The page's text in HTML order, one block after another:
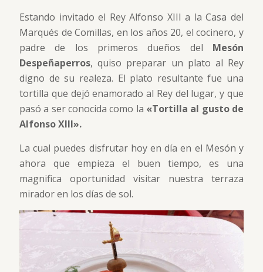
Estando invitado el Rey Alfonso XIII a la Casa del
Marqués de Comillas, en los años 20, el cocinero, y
padre de los primeros dueños del Mesón
Despeñaperros, quiso preparar un plato al Rey
digno de su realeza. El plato resultante fue una
tortilla que dejó enamorado al Rey del lugar, y que
pasó a ser conocida como la «Tortilla al gusto de
Alfonso XIII».
La cual puedes disfrutar hoy en día en el Mesón y
ahora que empieza el buen tiempo, es una
magnifica oportunidad visitar nuestra terraza
mirador en los días de sol.